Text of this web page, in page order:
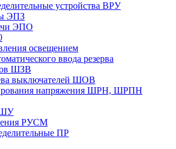
устройства ВРУ
ЭПЗ
ЭПО
освещением
ввода резерва
ШЗВ
выключателей ШОВ
напряжения ШРН, ШРПН
ШУ
РУСМ
ПР